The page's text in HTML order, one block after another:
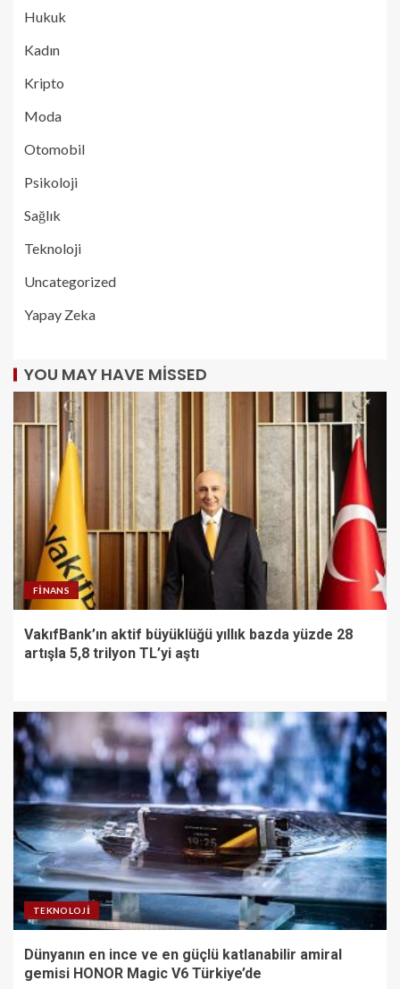
Hukuk
Kadın
Kripto
Moda
Otomobil
Psikoloji
Sağlık
Teknoloji
Uncategorized
Yapay Zeka
YOU MAY HAVE MISSED
FINANS
VakıfBank’ın aktif büyüklüğü yıllık bazda yüzde 28
artışla 5,8 trilyon TL’yi aştı
TEKNOLOJI
Dünyanın en ince ve en güçlü katlanabilir amiral
gemisi HONOR Magic V6 Türkiye’de